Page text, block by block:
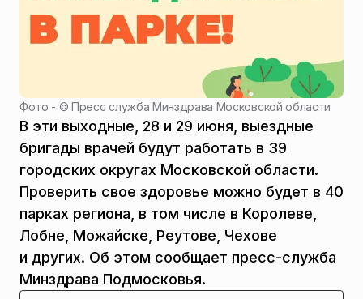
Фото - ©Пресс служба Минздрава Московской области
В эти выходные, 28 и 29 июня, выездные
бригады врачей будут работать в 39
городских округах Московской области.
Проверить свое здоровье можно будет в 40
парках региона, в том числе в Королеве,
Лобне, Можайске, Реутове, Чехове
и других. Об этом сообщает пресс-служба
Минздрава Подмосковья.